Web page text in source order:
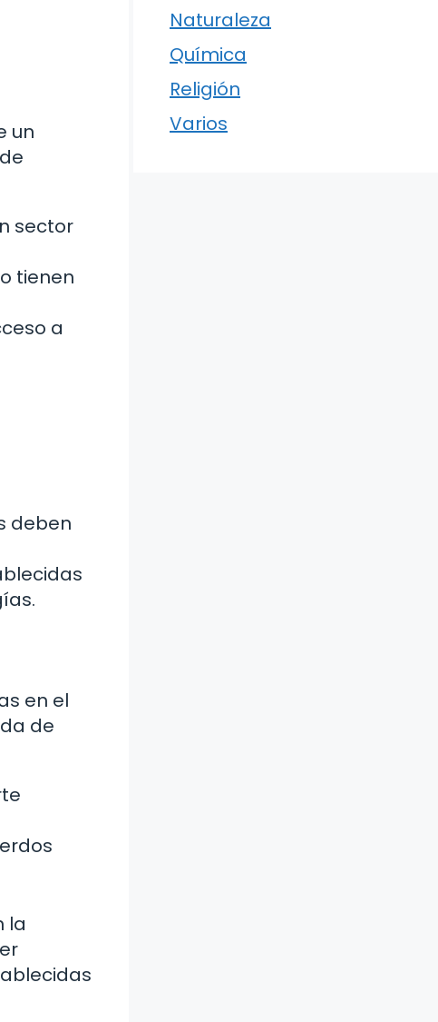
un
sector
tienen
a
deben
en el
de
la
Naturaleza
Química
Religión
Varios